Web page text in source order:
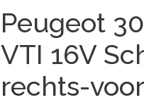
Peugeot
VTI 16V
rechts-